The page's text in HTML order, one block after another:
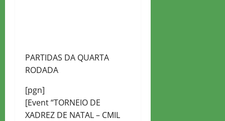
PARTIDAS DA QUARTA
RODADA
[pgn]
[Event “TORNEIO DE
XADREZ DE NATAL – CMIL